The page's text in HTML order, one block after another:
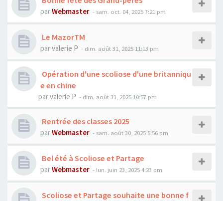
parWebmaster - sam. oct. 04, 2025 7:21 pm
Le MazorTM
parvalerie P - dim. août 31, 2025 11:13 pm
Opération d'une scoliose d'une britanniqu
e en chine
parvalerie P - dim. août 31, 2025 10:57 pm
Rentrée des classes 2025
parWebmaster - sam. août 30, 2025 5:56 pm
Bel été à Scoliose et Partage
parWebmaster - lun. juin 23, 2025 4:23 pm
Scoliose et Partage souhaite une bonne f